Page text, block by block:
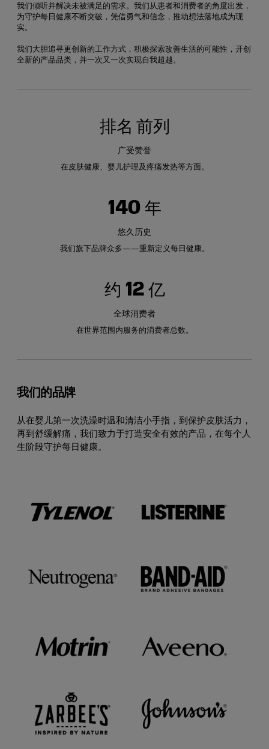
我们倾听并解决未被满足的需求。我们从患者和消费者的角度出发，
为守护每日健康不断突破，凭借勇气和信念，推动想法落地成为现
实。
我们大胆追寻更创新的工作方式，积极探索改善生活的可能性，开创
全新的产品品类，并一次又一次实现自我超越。
排名 前列
广受赞誉
在皮肤健康、婴儿护理及疼痛发热等方面。
140 年
悠久历史
我们旗下品牌众多——重新定义每日健康。
约 12 亿
全球消费者
在世界范围内服务的消费者总数。
我们的品牌
从在婴儿第一次洗澡时温和清洁小手指，到保护皮肤活力，
再到舒缓解痛，我们致力于打造安全有效的产品，在每个人
生阶段守护每日健康。